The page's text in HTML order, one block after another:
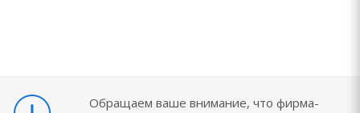
Обращаем ваше внимание, что фирма-